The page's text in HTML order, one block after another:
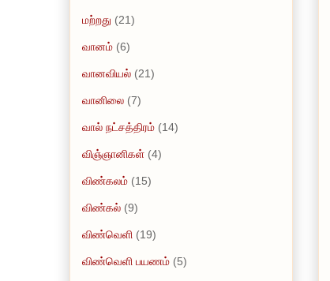
மற்றது (21)
வானம் (6)
வானவியல் (21)
வானிலை (7)
வால் நட்சத்திரம் (14)
விஞ்ஞானிகள் (4)
விண்கலம் (15)
விண்கல் (9)
விண்வெளி (19)
விண்வெளி பயணம் (5)